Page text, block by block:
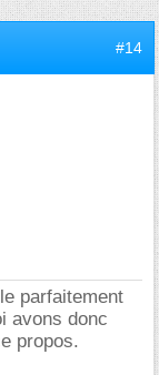
#14
parfaitement
avons donc
propos.